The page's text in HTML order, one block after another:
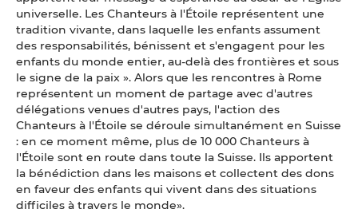
universelle. Les Chanteurs à l'Étoile représentent une
tradition vivante, dans laquelle les enfants assument
des responsabilités, bénissent et s'engagent pour les
enfants du monde entier, au-delà des frontières et sous
le signe de la paix ». Alors que les rencontres à Rome
représentent un moment de partage avec d'autres
délégations venues d'autres pays, l'action des
Chanteurs à l'Étoile se déroule simultanément en Suisse
: en ce moment même, plus de 10 000 Chanteurs à
l'Étoile sont en route dans toute la Suisse. Ils apportent
la bénédiction dans les maisons et collectent des dons
en faveur des enfants qui vivent dans des situations
difficiles à travers le monde».